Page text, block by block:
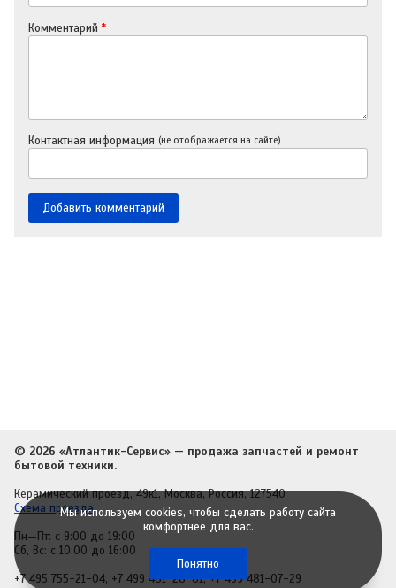
Комментарий *
Контактная информация (не отображается на сайте)
© 2026 «Атлантик-Сервис» — продажа запчастей и ремонт
бытовой техники.
Керамический проезд, 49к1, Москва, Россия, 127540
Схема проезда
Пн—Пт: с 9:00 до 19:00
Сб, Вс: с 10:00 до 16:00
+7 495 755-21-04, +7 499 481-28-81,+7 499 481-07-29
Мы используем cookies, чтобы сделать работу сайта
комфортнее для вас.
Понятно